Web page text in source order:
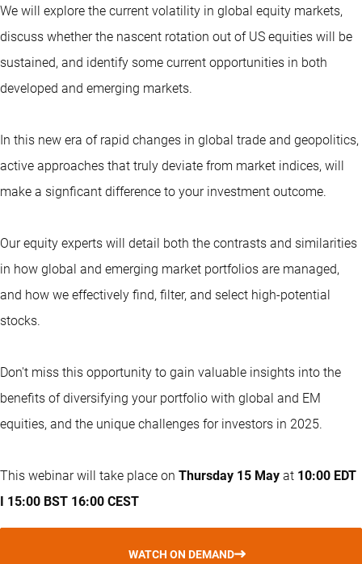
We will explore the current volatility in global equity markets,
discuss whether the nascent rotation out of US equities will be
sustained, and identify some current opportunities in both
developed and emerging markets.
In this new era of rapid changes in global trade and geopolitics,
active approaches that truly deviate from market indices, will
make a signficant difference to your investment outcome.
Our equity experts will detail both the contrasts and similarities
in how global and emerging market portfolios are managed,
and how we effectively find, filter, and select high-potential
stocks.
Don't miss this opportunity to gain valuable insights into the
benefits of diversifying your portfolio with global and EM
equities, and the unique challenges for investors in 2025.
This webinar will take place on Thursday 15 May at 10:00 EDT
I 15:00 BST 16:00 CEST
WATCH ON DEMAND